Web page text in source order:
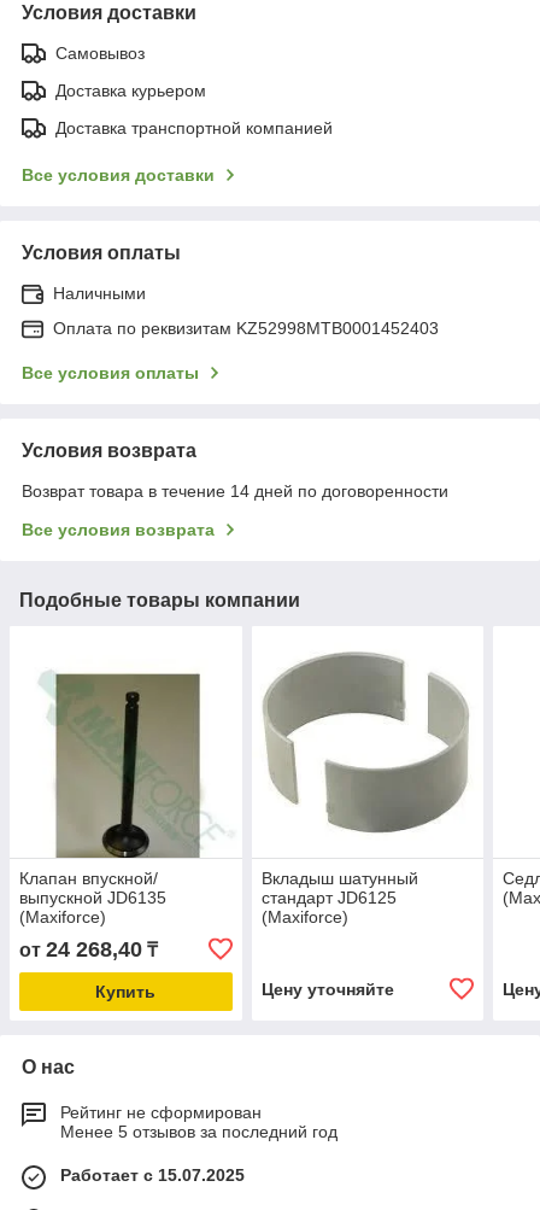
Условия доставки
Самовывоз
Доставка курьером
Доставка транспортной компанией
Все условия доставки
Условия оплаты
Наличными
Оплата по реквизитам KZ52998MTB0001452403
Все условия оплаты
Условия возврата
Возврат товара в течение 14 дней по договоренности
Все условия возврата
Подобные товары компании
Клапан впускной/
выпускной JD6135
(Maxiforce)
от 24 268,40 ₸
Купить
Вкладыш шатунный
стандарт JD6125
(Maxiforce)
Цену уточняйте
О нас
Рейтинг не сформирован
Менее 5 отзывов за последний год
Работает с 15.07.2025